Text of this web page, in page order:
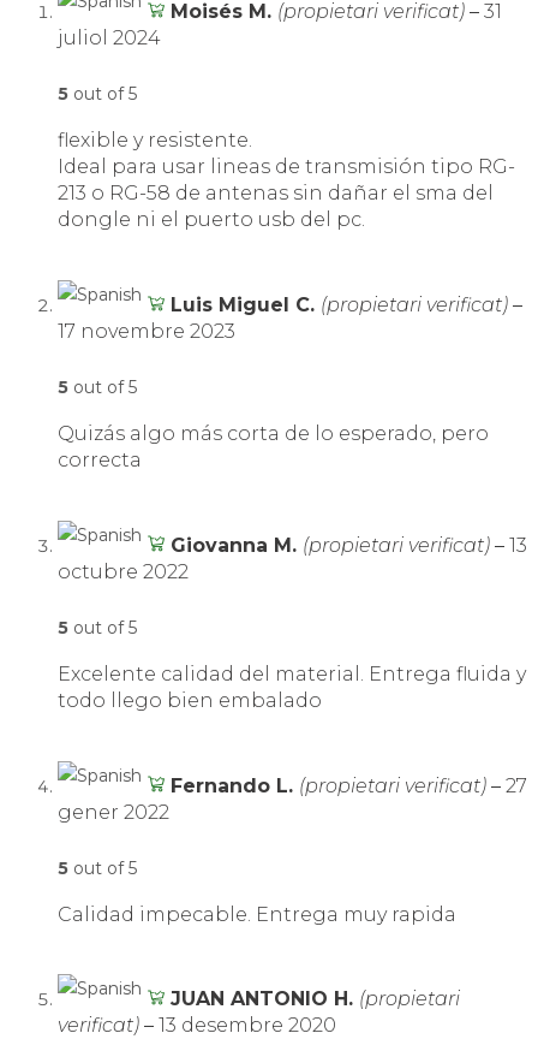
Moisés M. (propietari verificat) – 31
juliol 2024
5 out of 5
flexible y resistente.
Ideal para usar lineas de transmisión tipo RG-
213 o RG-58 de antenas sin dañar el sma del
dongle ni el puerto usb del pc.
Luis Miguel C. (propietari verificat) –
17 novembre 2023
5 out of 5
Quizás algo más corta de lo esperado, pero
correcta
Giovanna M. (propietari verificat) – 13
octubre 2022
5 out of 5
Excelente calidad del material. Entrega fluida y
todo llego bien embalado
Fernando L. (propietari verificat) – 27
gener 2022
5 out of 5
Calidad impecable. Entrega muy rapida
JUAN ANTONIO H. (propietari
verificat) – 13 desembre 2020